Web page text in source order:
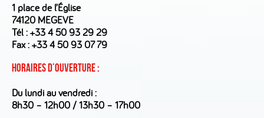
1 place de l’Église
74120 MEGEVE
Tél :+33 4 50 93 29 29
Fax : +33 4 50 93 07 79
Horaires d’ouverture :
Du lundi au vendredi :
8h30 – 12h00 / 13h30 – 17h00